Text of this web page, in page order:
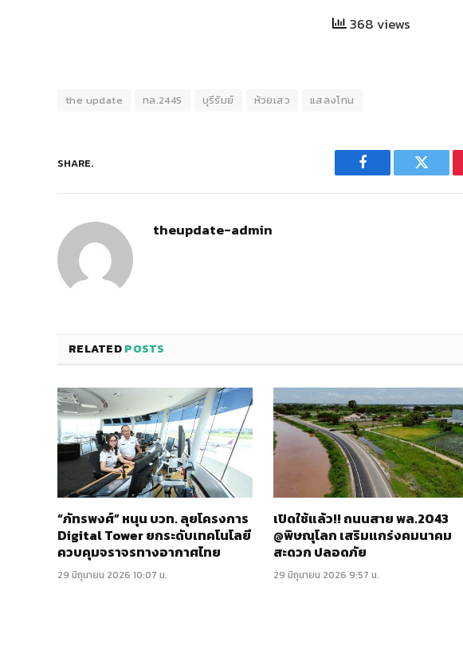
368 views
the update ทล.2445 บุรีรัมย์ ห้วยเสว แสลงโทน
SHARE.
Facebook Twitter
theupdate-admin
RELATEDPOSTS
“ภัทรพงศ์” หนุน บวท. ลุยโครงการ
Digital Tower ยกระดับเทคโนโลยี
ควบคุมจราจรทางอากาศไทย
29 มิถุนายน 2026 10:07 น.
เปิดใช้แล้ว!! ถนนสาย พล.2043
@พิษณุโลก เสริมแกร่งคมนาคม
สะดวก ปลอดภัย
29 มิถุนายน 2026 9:57 น.